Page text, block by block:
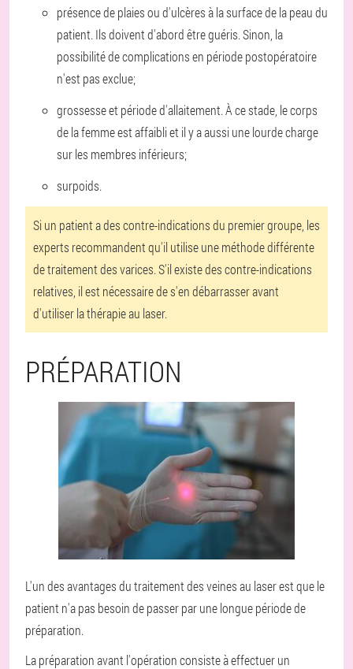
présence de plaies ou d'ulcères à la surface de la peau du
patient. Ils doivent d'abord être guéris. Sinon, la
possibilité de complications en période postopératoire
n'est pas exclue;
grossesse et période d'allaitement. À ce stade, le corps
de la femme est affaibli et il y a aussi une lourde charge
sur les membres inférieurs;
surpoids.
Si un patient a des contre-indications du premier groupe, les
experts recommandent qu'il utilise une méthode différente
de traitement des varices. S'il existe des contre-indications
relatives, il est nécessaire de s'en débarrasser avant
d'utiliser la thérapie au laser.
PRÉPARATION
L'un des avantages du traitement des veines au laser est que le
patient n'a pas besoin de passer par une longue période de
préparation.
La préparation avant l'opération consiste à effectuer un